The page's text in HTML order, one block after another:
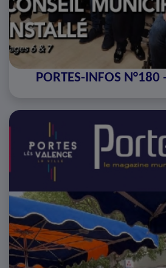
PORTES-INFOS